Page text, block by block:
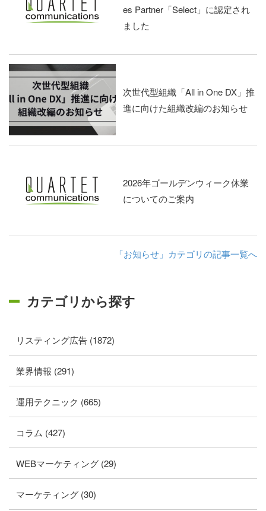
es Partner「Select」に認定され
ました
次世代型組織「All in One DX」推
進に向けた組織改編のお知らせ
2026年ゴールデンウィーク休業
についてのご案内
「お知らせ」カテゴリの記事一覧へ
カテゴリから探す
リスティング広告 (1872)
業界情報 (291)
運用テクニック (665)
コラム (427)
WEBマーケティング (29)
マーケティング (30)